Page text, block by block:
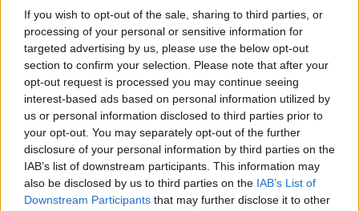
If you wish to opt-out of the sale, sharing to third parties, or
processing of your personal or sensitive information for
targeted advertising by us, please use the below opt-out
section to confirm your selection. Please note that after your
opt-out request is processed you may continue seeing
interest-based ads based on personal information utilized by
us or personal information disclosed to third parties prior to
your opt-out. You may separately opt-out of the further
disclosure of your personal information by third parties on the
IAB’s list of downstream participants. This information may
also be disclosed by us to third parties on the IAB’s List of
Downstream Participants that may further disclose it to other
ΔΕΙΤΕ ΕΠΙΣΗΣ
ΣΤΗΝ ΙΔΙΑ ΚΑΤΗΓΟΡΙΑ
«Δεν θα το ξεχάσω όσο ζω»: Η
συγκλονιστική εξομολόγηση
της Αγγελικής Ηλιάδη για τη